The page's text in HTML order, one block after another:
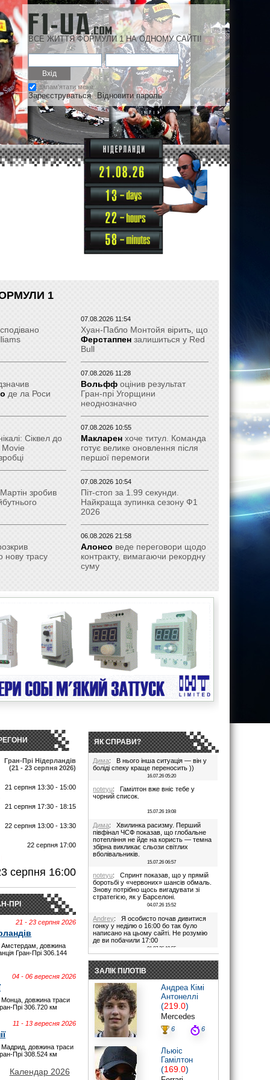
ВСЕ ЖИТТЯ ФОРМУЛИ 1 НА ОДНОМУ САЙТІ!
запам'ятати мене
Зареєструваться Відновити пароль
1
07.08.2026 11:54
Хуан-Пабло Монтойя вірить, що
Ферстаппен залишиться у Red
Bull
де ла Роси
07.08.2026 11:28
Вольфф оцінив результат
Гран-прі Угорщини
неоднозначно
Сіквел до
07.08.2026 10:55
Макларен хоче титул. Команда
готує велике оновлення після
першої перемоги
зробив
07.08.2026 10:54
Піт-стоп за 1.99 секунди.
Найкраща зупинка сезону Ф1
2026
нову трасу
06.08.2026 21:58
Алонсо веде переговори щодо
контракту, вимагаючи рекордну
суму
Гран-Прі Нідерландів
(21 - 23 серпня 2026)
21 серпня 13:30 - 15:00
21 серпня 17:30 - 18:15
22 серпня 13:00 - 13:30
22 серпня 17:00
серпня 16:00
ПРІ
21 - 23 серпня 2026
Амстердам, довжина
Гран-Прі 306.144
04 - 06 вересня 2026
Монца, довжина траси
Прі 306.720 км
11 - 13 вересня 2026
Мадрид, довжина траси
Прі 308.524 км
Календар 2026
ЯК СПРАВИ?
Дима: В нього інша ситуація — він у
боліді спеку краще переносить ))
16.07.26 05:20
noteyu: Гамілтон вже вніс тебе у
чорний список.
15.07.26 19:08
Дима: Хвилинка расизму. Перший
півфінал ЧСФ показав, що глобальне
потепління не йде на користь — темна
збірна викликає сльози світлих
вболівальників.
15.07.26 06:57
noteyu: Спринт показав, що у прямій
боротьбі у «червоних» шансів обмаль.
Знову потрібно щось вигадувати зі
стратегією, як у Барселоні.
04.07.26 15:52
Andrey: Я особисто почав дивитися
гонку у неділю о 16:00 бо так було
написано на цьому сайті. Не розумію
де ви побачили 17:00
01.07.26 19:55
Дима: Іди на..., я не заповнюю ці
поля. В 17:00 була квала, гонка була в
16:00. Якщо ти не здатен відкрити очі,
то хто тобі винен?
28.06.26 22:45
maxizh: Було написано початок в
17:00. Не трусі. Якщо руко-жоп, то
визнай і сиди тихесенько, вчись якісно
працювати.
28.06.26 22:22
Дима: То злийся нафіг звідси, початок
гонки в 16:00. Все правильно написано
було.
Червоних перехвалили. Що творили їх
стратеги в Австрії((
ЗАЛІК ПІЛОТІВ
Андреа Кімі
Антонеллі
(219.0)
Mercedes
6 6
Льюіс
Гамілтон
(169.0)